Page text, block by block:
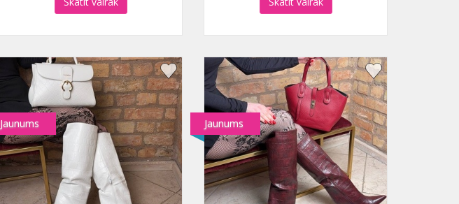
Jaunums Jaunums